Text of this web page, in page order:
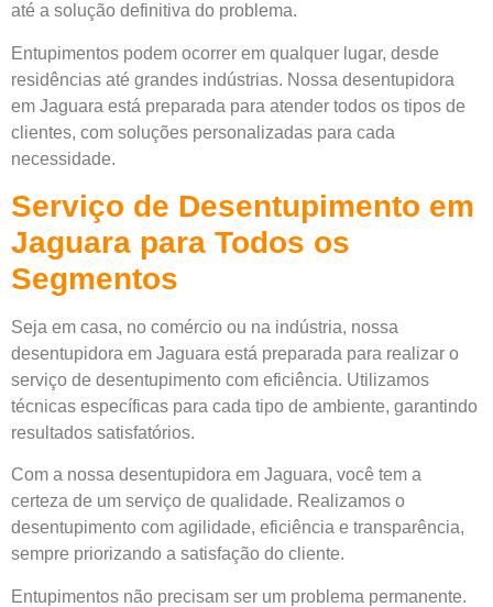
até a solução definitiva do problema.
Entupimentos podem ocorrer em qualquer lugar, desde
residências até grandes indústrias. Nossa desentupidora
em Jaguara está preparada para atender todos os tipos de
clientes, com soluções personalizadas para cada
necessidade.
Serviço de Desentupimento em
Jaguara para Todos os
Segmentos
Seja em casa, no comércio ou na indústria, nossa
desentupidora em Jaguara está preparada para realizar o
serviço de desentupimento com eficiência. Utilizamos
técnicas específicas para cada tipo de ambiente, garantindo
resultados satisfatórios.
Com a nossa desentupidora em Jaguara, você tem a
certeza de um serviço de qualidade. Realizamos o
desentupimento com agilidade, eficiência e transparência,
sempre priorizando a satisfação do cliente.
Entupimentos não precisam ser um problema permanente.